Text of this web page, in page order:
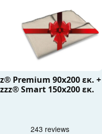
Premium 90x200 εκ. +
Smart 150x200 εκ.